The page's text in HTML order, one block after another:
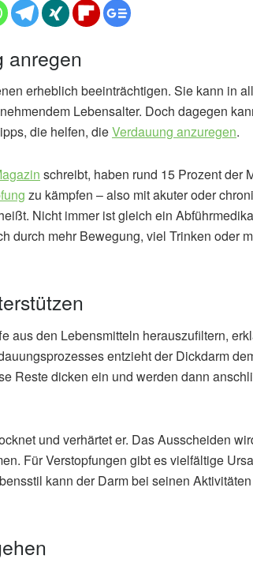
anregen
erheblich beeinträchtigen. Sie kann in
Lebensalter. Doch dagegen
die helfen, dieVerdauung anzuregen.
schreibt, haben rund 15 Prozent der
zu kämpfen – also mit akuter oder
Nicht immer ist gleich ein
durch mehr Bewegung, viel Trinken oder
aus den Lebensmitteln herauszufiltern,
entzieht der Dickdarm
Reste dicken ein und werden dann
und verhärtet er. Das Ausscheiden
Für Verstopfungen gibt es vielfältige
kann der Darm bei seinen